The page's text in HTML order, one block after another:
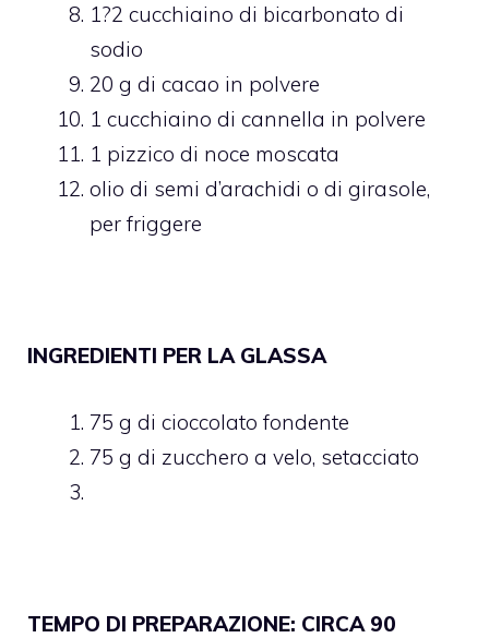
1?2 cucchiaino di bicarbonato di
sodio
20 g di cacao in polvere
1 cucchiaino di cannella in polvere
1 pizzico di noce moscata
olio di semi d’arachidi o di girasole,
per friggere
INGREDIENTI PER LA GLASSA
75 g di cioccolato fondente
75 g di zucchero a velo, setacciato
TEMPO DI PREPARAZIONE: CIRCA 90